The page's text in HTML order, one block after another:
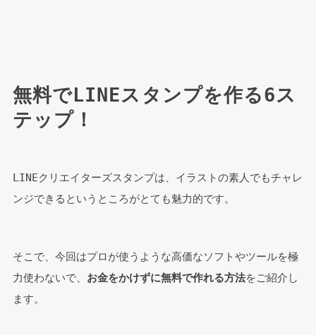
無料でLINEスタンプを作る6ス
テップ！
LINEクリエイターズスタンプは、イラストの素人でもチャレ
ンジできるというところがとても魅力的です。
そこで、今回はプロが使うような高価なソフトやツールを極
力使わないで、 お金をかけずに無料で作れる方法をご紹介し
ます。